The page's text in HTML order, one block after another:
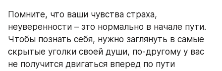
Помните, что ваши чувства страха,
неуверенности – это нормально в начале пути.
Чтобы познать себя, нужно заглянуть в самые
скрытые уголки своей души, по-другому у вас
не получится двигаться вперед по пути